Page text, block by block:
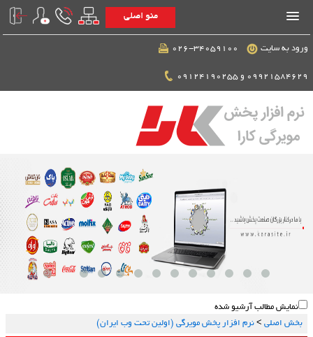
منو اصلی
ورود به سایت
نمايش مطالب آرشيو شده
بخش اصلي >نرم افزار پخش مویرگی (اولین تحت وب ایران)